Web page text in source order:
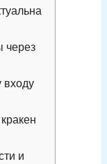
через
входу
и